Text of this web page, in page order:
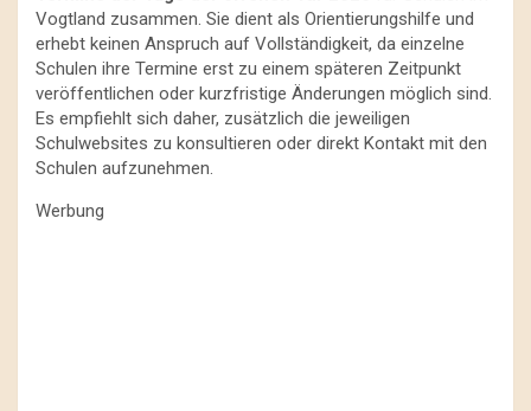
Vogtland zusammen. Sie dient als Orientierungshilfe und
erhebt keinen Anspruch auf Vollständigkeit, da einzelne
Schulen ihre Termine erst zu einem späteren Zeitpunkt
veröffentlichen oder kurzfristige Änderungen möglich sind.
Es empfiehlt sich daher, zusätzlich die jeweiligen
Schulwebsites zu konsultieren oder direkt Kontakt mit den
Schulen aufzunehmen.
Werbung